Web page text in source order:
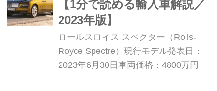
【1分で読める輸入車解説／
2023年版】
ロールスロイス スペクター（Rolls-
Royce Spectre）現行モデル発表日：
2023年6月30日車両価格：4800万円